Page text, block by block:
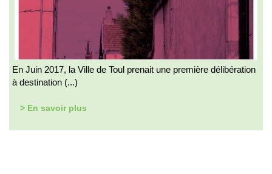
En Juin 2017, la Ville de Toul prenait une première délibération
à destination (...)
> En savoir plus